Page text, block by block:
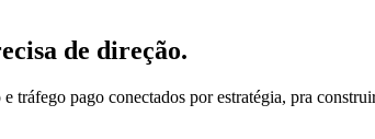
de direção.
pago conectados por estratégia, pra